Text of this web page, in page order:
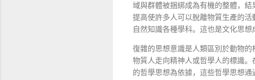
域與群體被捆綁成為有機的整體，
提高使許多人可以脫離物質生產的
自然知識各種學科。這也是文化思想
復雜的思想意識是人類區別於動物
物質人走向精神人或哲學人的標識
的哲學思想為依據，這些哲學思想